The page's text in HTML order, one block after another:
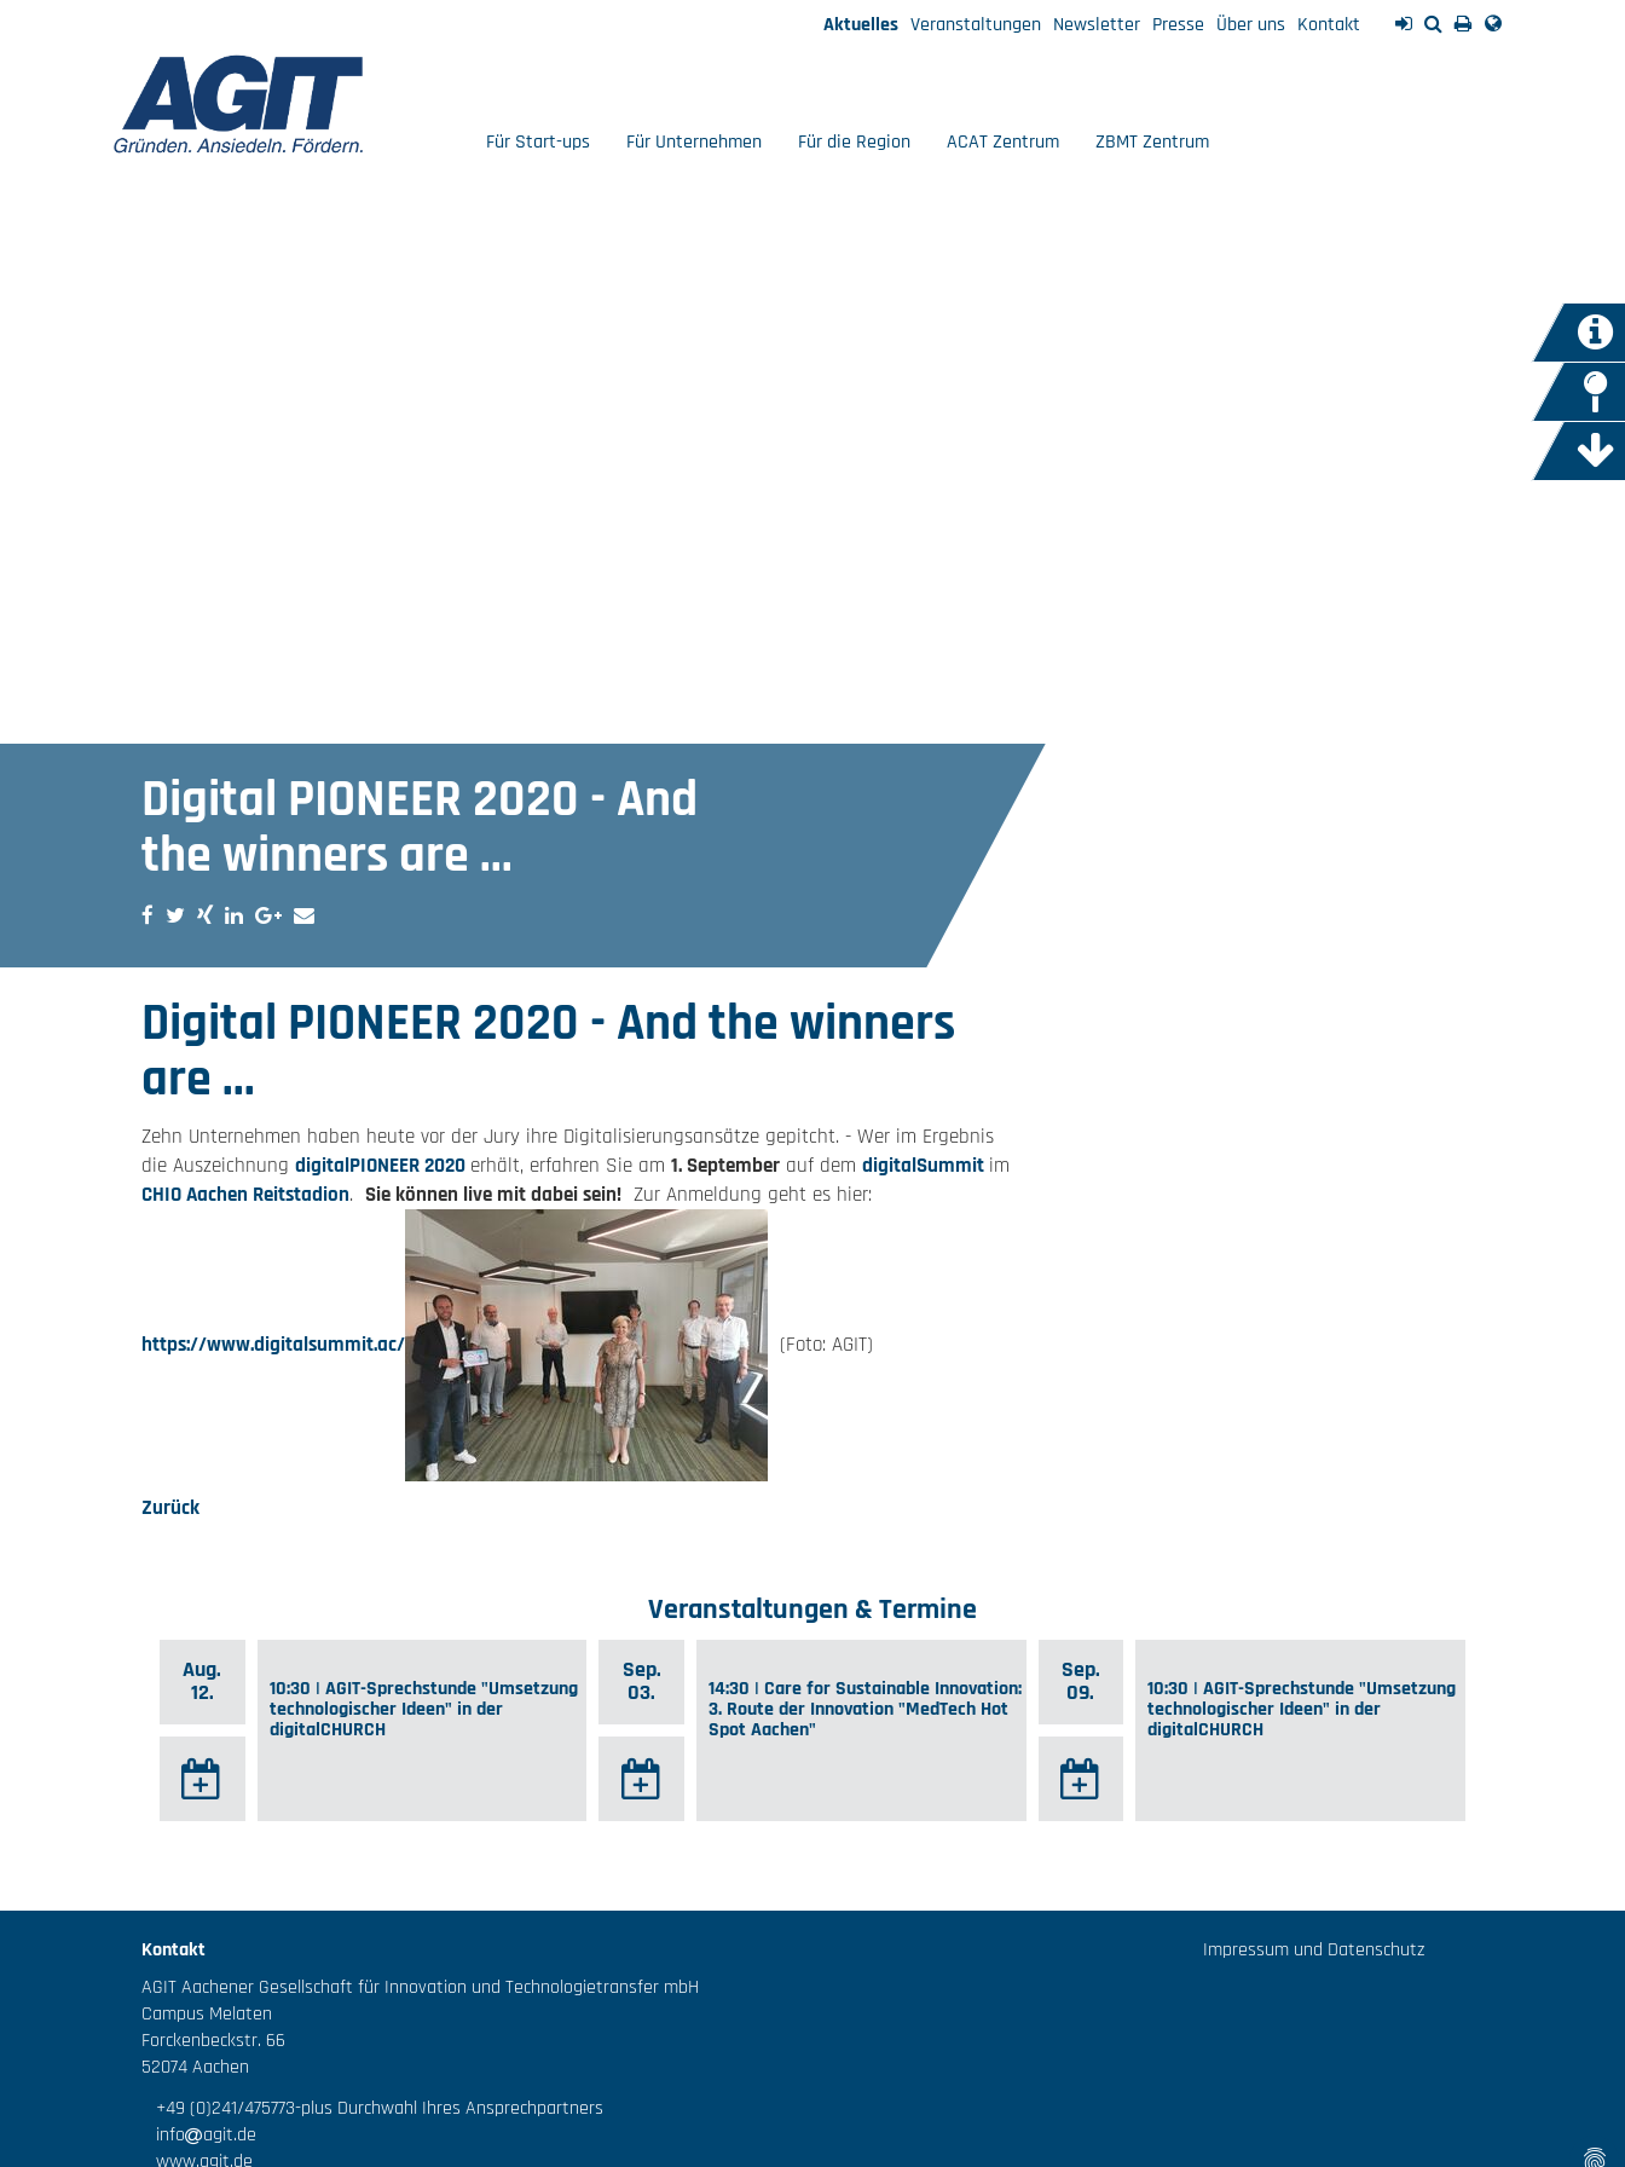
Aktuelles Veranstaltungen Newsletter Presse Über uns Kontakt
Für Start-ups Für Unternehmen Für die Region ACAT Zentrum ZBMT Zentrum
Digital PIONEER 2020 - And
the winners are ...
Digital PIONEER 2020 - And the winners
are ...
Zehn Unternehmen haben heute vor der Jury ihre Digitalisierungsansätze gepitcht. - Wer im Ergebnis
die Auszeichnung digitalPIONEER 2020 erhält, erfahren Sie am 1. September auf dem digitalSummit im
CHIO Aachen Reitstadion. Sie können live mit dabei sein! Zur Anmeldung geht es hier:
https://www.digitalsummit.ac/ (Foto: AGIT)
Zurück
Veranstaltungen & Termine
Aug.
12.
10:30 | AGIT-Sprechstunde "Umsetzung
technologischer Ideen" in der
digitalCHURCH
Sep.
03.
14:30 | Care for Sustainable Innovation:
3. Route der Innovation "MedTech Hot
Spot Aachen"
Sep.
09.
10:30 | AGIT-Sprechstunde "Umsetzung
technologischer Ideen" in der
digitalCHURCH
Kontakt
AGIT Aachener Gesellschaft für Innovation und Technologietransfer mbH
Campus Melaten
Forckenbeckstr. 66
52074 Aachen
+49 (0)241/475773-plus Durchwahl Ihres Ansprechpartners
info
agit.de
www.agit.de
Impressum und Datenschutz